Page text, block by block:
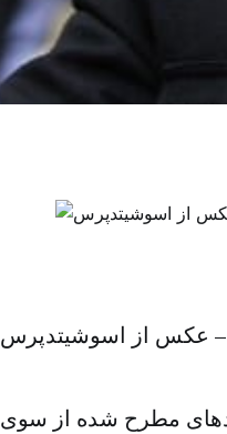
– عکس از اسوشیتدپرس
مطرح شده از سوی